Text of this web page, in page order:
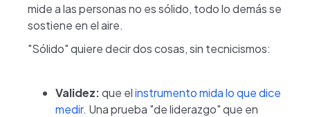
mide a las personas no es sólido, todo lo demás se
sostiene en el aire.
"Sólido" quiere decir dos cosas, sin tecnicismos:
Validez:que elinstrumento mida lo que dice
medir. Una prueba "de liderazgo" que en